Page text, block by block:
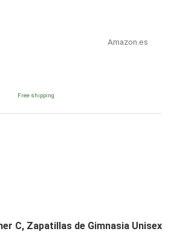
Amazon.es
Free shipping
C, Zapatillas de Gimnasia Unisex